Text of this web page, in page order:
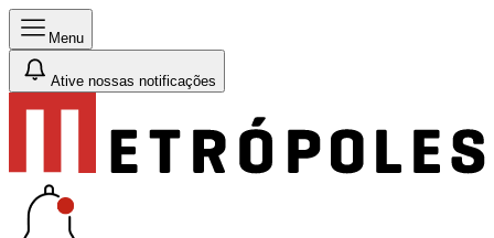
Menu
Ative nossas notificações